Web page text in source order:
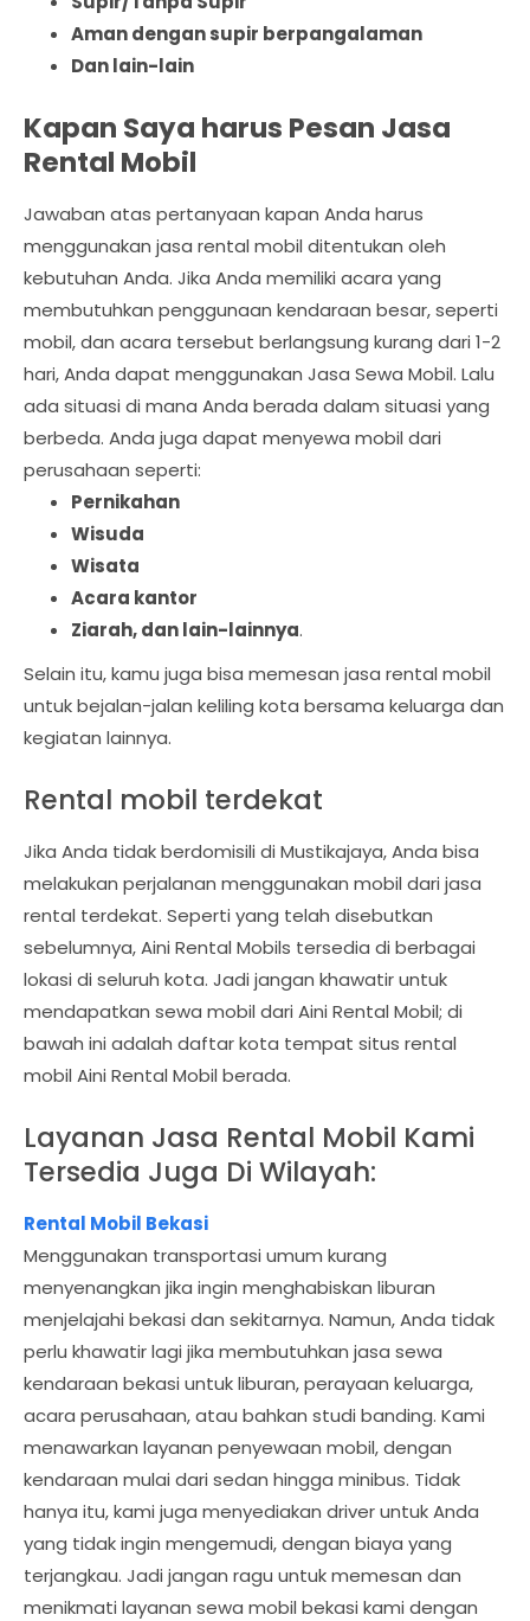
Aman dengan supir berpangalaman
Dan lain-lain
Kapan Saya harus Pesan Jasa
Rental Mobil
Jawaban atas pertanyaan kapan Anda harus
menggunakan jasa rental mobil ditentukan oleh
kebutuhan Anda. Jika Anda memiliki acara yang
membutuhkan penggunaan kendaraan besar, seperti
mobil, dan acara tersebut berlangsung kurang dari 1-2
hari, Anda dapat menggunakan Jasa Sewa Mobil. Lalu
ada situasi di mana Anda berada dalam situasi yang
berbeda. Anda juga dapat menyewa mobil dari
perusahaan seperti:
Pernikahan
Wisuda
Wisata
Acara kantor
Ziarah, dan lain-lainnya.
Selain itu, kamu juga bisa memesan jasa rental mobil
untuk bejalan-jalan keliling kota bersama keluarga dan
kegiatan lainnya.
Rental mobil terdekat
Jika Anda tidak berdomisili di Mustikajaya, Anda bisa
melakukan perjalanan menggunakan mobil dari jasa
rental terdekat. Seperti yang telah disebutkan
sebelumnya, Aini Rental Mobils tersedia di berbagai
lokasi di seluruh kota. Jadi jangan khawatir untuk
mendapatkan sewa mobil dari Aini Rental Mobil; di
bawah ini adalah daftar kota tempat situs rental
mobil Aini Rental Mobil berada.
Layanan Jasa Rental Mobil Kami
Tersedia Juga Di Wilayah:
Rental Mobil Bekasi
Menggunakan transportasi umum kurang
menyenangkan jika ingin menghabiskan liburan
menjelajahi bekasi dan sekitarnya. Namun, Anda tidak
perlu khawatir lagi jika membutuhkan jasa sewa
kendaraan bekasi untuk liburan, perayaan keluarga,
acara perusahaan, atau bahkan studi banding. Kami
menawarkan layanan penyewaan mobil, dengan
kendaraan mulai dari sedan hingga minibus. Tidak
hanya itu, kami juga menyediakan driver untuk Anda
yang tidak ingin mengemudi, dengan biaya yang
terjangkau. Jadi jangan ragu untuk memesan dan
menikmati layanan sewa mobil bekasi kami dengan